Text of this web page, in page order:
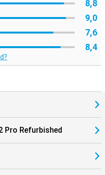
8,8
9,0
7,6
8,4
Pro Refurbished